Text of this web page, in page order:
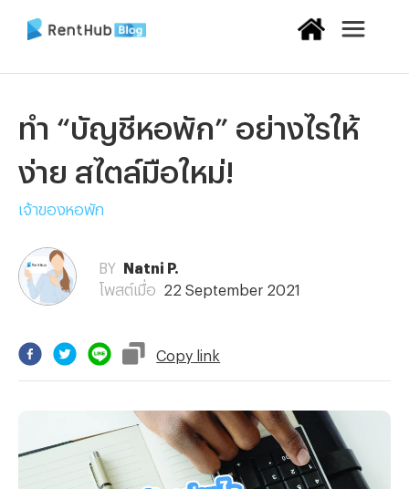
ทำ “บัญชีหอพัก” อย่างไรให้
ง่าย สไตล์มือใหม่!
เจ้าของหอพัก
BY
Natni P.
โพสต์เมื่อ
22 September 2021
Copy link